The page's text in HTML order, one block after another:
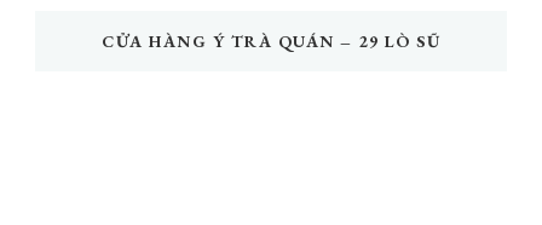
CỬA HÀNG Ý TRÀ QUÁN – 29 LÒ SŨ